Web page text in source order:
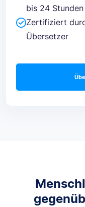
bis 24 Stunden
Zertifiziert
Übersetzer